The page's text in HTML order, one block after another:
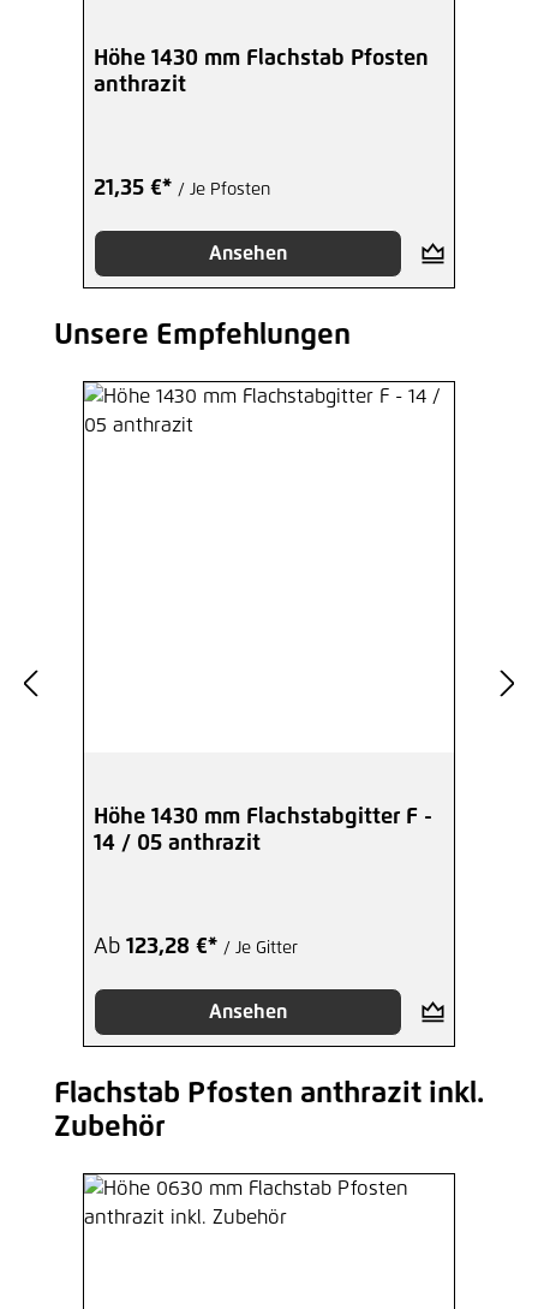
Höhe 1430 mm Flachstab Pfosten
anthrazit
21,35 €* / Je Pfosten
Ansehen
Produktgalerie überspringen
Unsere Empfehlungen
Höhe 1430 mm Flachstabgitter F -
14 / 05 anthrazit
Ab 123,28 €* / Je Gitter
Ansehen
Produktgalerie überspringen
Flachstab Pfosten anthrazit inkl.
Zubehör